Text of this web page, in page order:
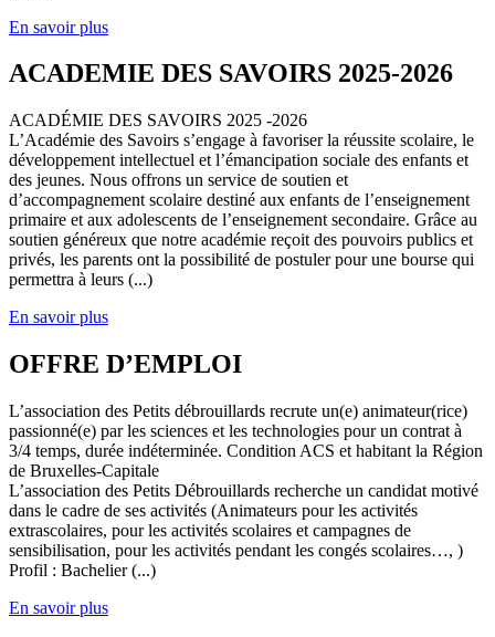
En savoir plus
ACADEMIE DES SAVOIRS 2025-2026
ACADÉMIE DES SAVOIRS 2025 -2026
L’Académie des Savoirs s’engage à favoriser la réussite scolaire, le
développement intellectuel et l’émancipation sociale des enfants et
des jeunes. Nous offrons un service de soutien et
d’accompagnement scolaire destiné aux enfants de l’enseignement
primaire et aux adolescents de l’enseignement secondaire. Grâce au
soutien généreux que notre académie reçoit des pouvoirs publics et
privés, les parents ont la possibilité de postuler pour une bourse qui
permettra à leurs (...)
En savoir plus
OFFRE D’EMPLOI
L’association des Petits débrouillards recrute un(e) animateur(rice)
passionné(e) par les sciences et les technologies pour un contrat à
3/4 temps, durée indéterminée. Condition ACS et habitant la Région
de Bruxelles-Capitale
L’association des Petits Débrouillards recherche un candidat motivé
dans le cadre de ses activités (Animateurs pour les activités
extrascolaires, pour les activités scolaires et campagnes de
sensibilisation, pour les activités pendant les congés scolaires…, )
Profil : Bachelier (...)
En savoir plus